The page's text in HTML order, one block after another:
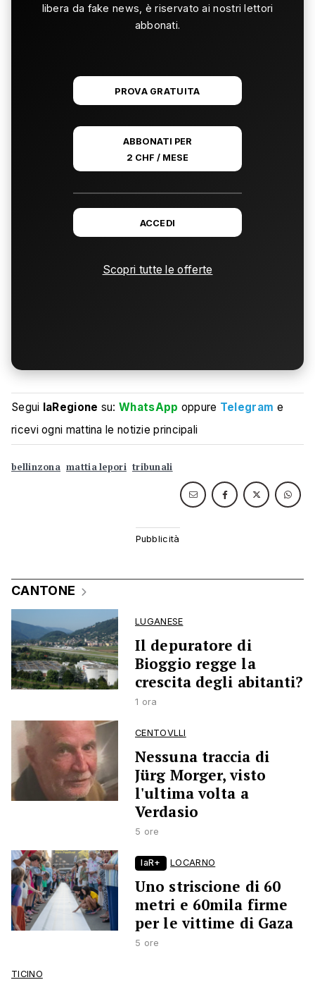
libera da fake news, è riservato ai nostri lettori
abbonati.
PROVA GRATUITA
ABBONATI PER
2 CHF / MESE
ACCEDI
Scopri tutte le offerte
Segui laRegione su:WhatsApp oppure Telegram e
ricevi ogni mattina le notizie principali
bellinzona mattia lepori tribunali
CANTONE
LUGANESE
Il depuratore di
Bioggio regge la
crescita degli abitanti?
1 ora
CENTOVLLI
Nessuna traccia di
Jürg Morger, visto
l'ultima volta a
Verdasio
5 ore
laR+ LOCARNO
Uno striscione di 60
metri e 60mila firme
per le vittime di Gaza
5 ore
TICINO